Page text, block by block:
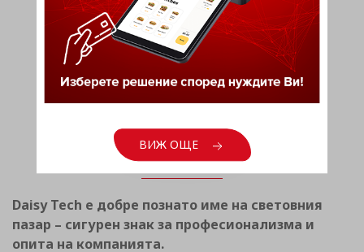
Световен опит
Daisy Tech е добре познато име на световния
пазар – сигурен знак за професионализма и
опита на компанията.
ВИЖ ОЩЕ